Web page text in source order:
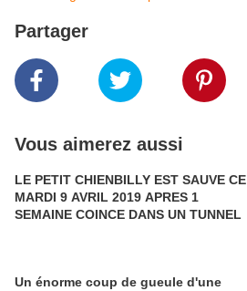
Partager
Vous aimerez aussi
LE PETIT CHIENBILLY EST SAUVE CE
MARDI 9 AVRIL 2019 APRES 1
SEMAINE COINCE DANS UN TUNNEL
Un énorme coup de gueule d'une